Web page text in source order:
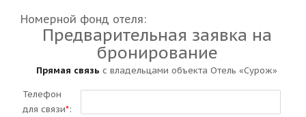
Номерной фонд отеля:
Предварительная заявка на
бронирование
Прямая связь с владельцами объекта Отель «Сурож»
Телефон
для связи*: